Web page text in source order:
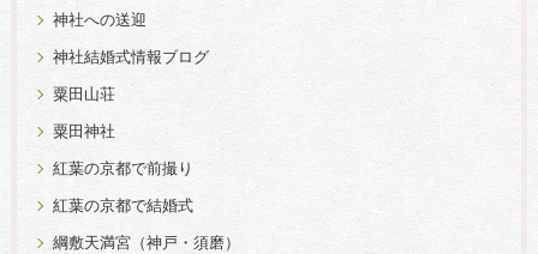
神社への送迎
神社結婚式情報ブログ
粟田山荘
粟田神社
紅葉の京都で前撮り
紅葉の京都で結婚式
綱敷天満宮（神戸・須磨）